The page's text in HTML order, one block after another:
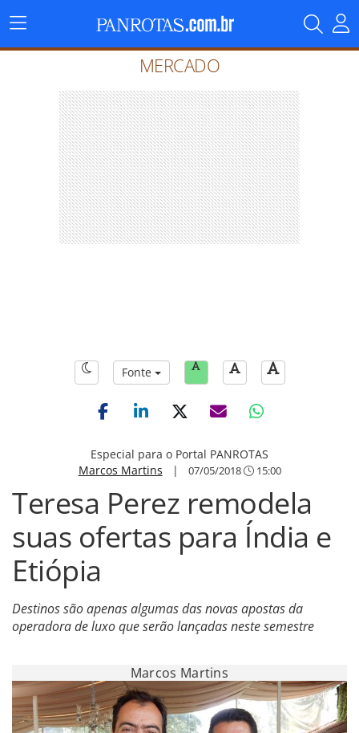
Menu
Principal
MERCADO
Fonte
Especial para o Portal PANROTAS
Marcos Martins | 07/05/2018 15:00
Teresa Perez remodela
suas ofertas para Índia e
Etiópia
Destinos são apenas algumas das novas apostas da
operadora de luxo que serão lançadas neste semestre
Marcos Martins